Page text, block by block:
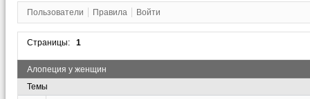
Пользователи Правила Войти
Страницы: 1
Алопеция у женщин
Темы